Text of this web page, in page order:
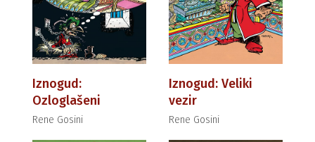
Iznogud:
Ozloglašeni
Rene Gosini
Iznogud: Veliki
vezir
Rene Gosini